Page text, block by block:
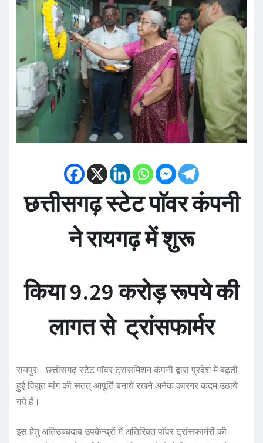
छत्तीसगढ़ स्टेट पाॅवर कंपनी
ने रायगढ़ में शुरू
किया 9.29 करोड़ रूपये की
लागत से ट्रांसफार्मर
रायपुर। छत्तीसगढ़ स्टेट पाॅवर ट्रांसमिशन कंपनी द्वारा प्रदेश में बढ़ती
हुई विद्युत मांग की सतत् आपूर्ति बनाये रखने अनेक कारगर कदम उठाये
गये हैं।
इस हेतु अतिउच्चदाब उपकेन्द्रों में अतिरिक्त पाॅवर ट्रांसफार्मरों की